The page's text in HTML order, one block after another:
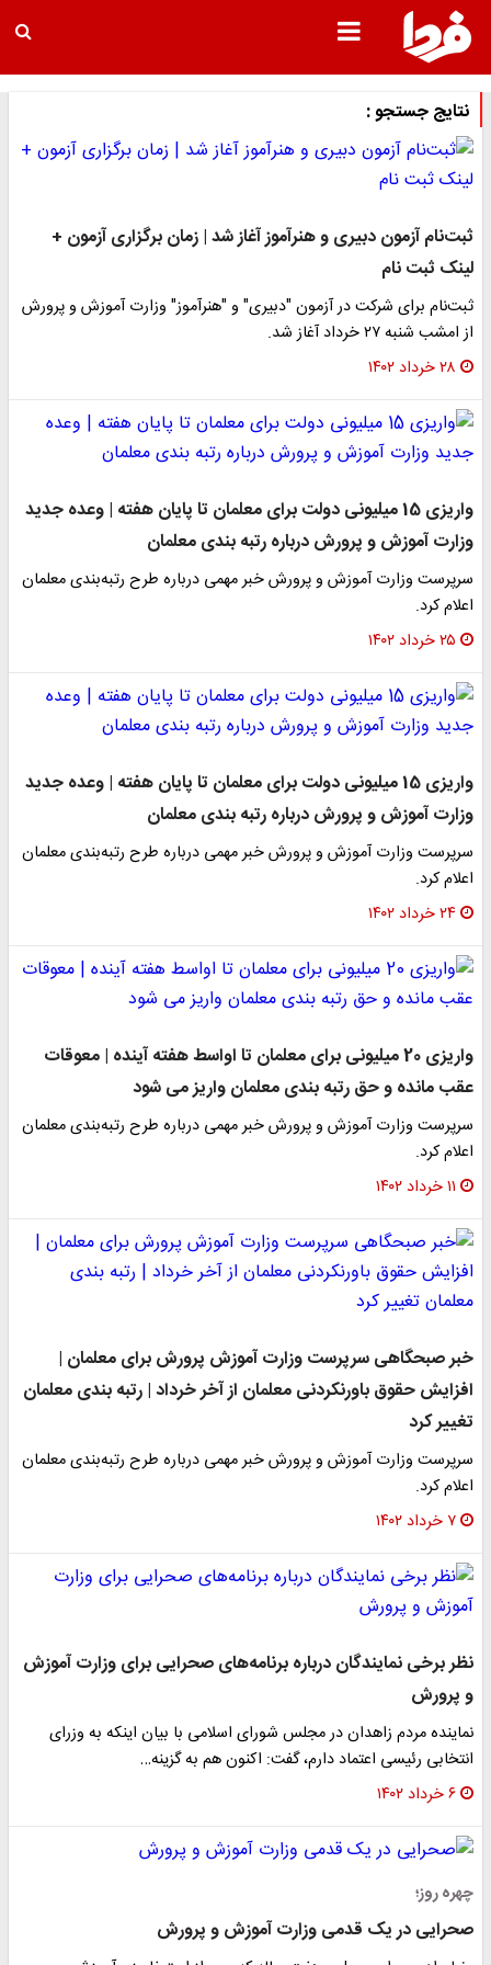
نتایج جستجو :
ثبت‌نام آزمون دبیری و هنرآموز آغاز شد | زمان برگزاری آزمون +
لینک ثبت نام
ثبت‌نام برای شرکت در آزمون "دبیری" و "هنرآموز" وزارت آموزش و پرورش
از امشب شنبه ۲۷ خرداد آغاز شد.
۲۸ خرداد ۱۴۰۲
واریزی 15 میلیونی دولت برای معلمان تا پایان هفته | وعده جدید
وزارت آموزش و پرورش درباره رتبه بندی معلمان
سرپرست وزارت آموزش و پرورش خبر مهمی درباره طرح رتبه‌بندی معلمان
اعلام کرد.
۲۵ خرداد ۱۴۰۲
واریزی 15 میلیونی دولت برای معلمان تا پایان هفته | وعده جدید
وزارت آموزش و پرورش درباره رتبه بندی معلمان
سرپرست وزارت آموزش و پرورش خبر مهمی درباره طرح رتبه‌بندی معلمان
اعلام کرد.
۲۴ خرداد ۱۴۰۲
واریزی 20 میلیونی برای معلمان تا اواسط هفته آینده | معوقات
عقب مانده و حق رتبه بندی معلمان واریز می شود
سرپرست وزارت آموزش و پرورش خبر مهمی درباره طرح رتبه‌بندی معلمان
اعلام کرد.
۱۱ خرداد ۱۴۰۲
خبر صبحگاهی سرپرست وزارت آموزش پرورش برای معلمان |
افزایش حقوق باورنکردنی معلمان از آخر خرداد | رتبه بندی معلمان
تغییر کرد
سرپرست وزارت آموزش و پرورش خبر مهمی درباره طرح رتبه‌بندی معلمان
اعلام کرد.
۷ خرداد ۱۴۰۲
نظر برخی نمایندگان درباره برنامه‌های صحرایی برای وزارت آموزش
و پرورش
نماینده مردم زاهدان در مجلس شورای اسلامی با بیان اینکه به وزرای
انتخابی رئیسی اعتماد دارم، گفت: اکنون هم به گزینه…
۶ خرداد ۱۴۰۲
چهره روز؛
صحرایی در یک قدمی وزارت آموزش و پرورش